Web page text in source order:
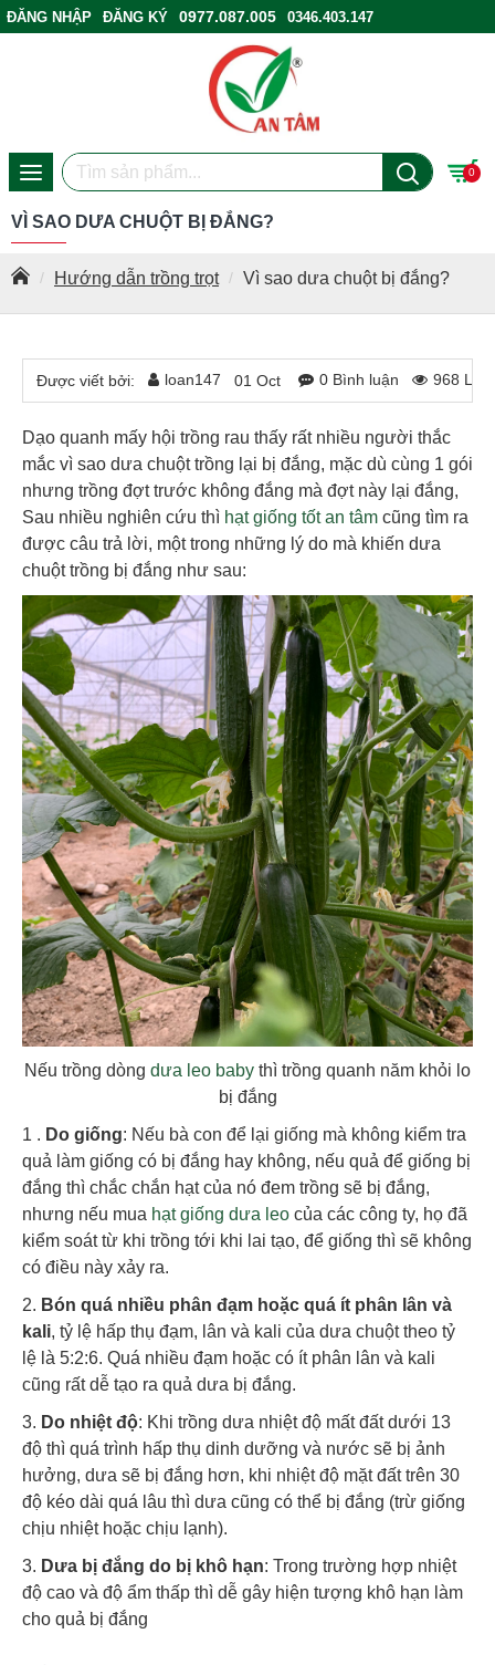
ĐĂNG NHẬP ĐĂNG KÝ 0977.087.005
0346.403.147
0
Hướng dẫn trồng trọt Vì sao dưa chuột bị đắng?
VÌ SAO DƯA CHUỘT BỊ ĐẮNG?
Được viết bởi: loan147 01 Oct 0 Bình luận 968
Dạo quanh mấy hội trồng rau thấy rất nhiều người thắc
mắc vì sao dưa chuột trồng lại bị đắng, mặc dù cùng 1 gói
nhưng trồng đợt trước không đắng mà đợt này lại đắng,
Sau nhiều nghiên cứu thì hạt giống tốt an tâm cũng tìm ra
được câu trả lời, một trong những lý do mà khiến dưa
chuột trồng bị đắng như sau:
Nếu trồng dòng dưa leo baby thì trồng quanh năm khỏi lo
bị đắng
1 . Do giống: Nếu bà con để lại giống mà không kiểm tra
quả làm giống có bị đắng hay không, nếu quả để giống bị
đắng thì chắc chắn hạt của nó đem trồng sẽ bị đắng,
nhưng nếu mua hạt giống dưa leo của các công ty, họ đã
kiểm soát từ khi trồng tới khi lai tạo, để giống thì sẽ không
có điều này xảy ra.
2. Bón quá nhiều phân đạm hoặc quá ít phân lân và
kali, tỷ lệ hấp thụ đạm, lân và kali của dưa chuột theo tỷ
lệ là 5:2:6. Quá nhiều đạm hoặc có ít phân lân và kali
cũng rất dễ tạo ra quả dưa bị đắng.
3. Do nhiệt độ: Khi trồng dưa nhiệt độ mất đất dưới 13
độ thì quá trình hấp thụ dinh dưỡng và nước sẽ bị ảnh
hưởng, dưa sẽ bị đắng hơn, khi nhiệt độ mặt đất trên 30
độ kéo dài quá lâu thì dưa cũng có thể bị đắng (trừ giống
chịu nhiệt hoặc chịu lạnh).
3. Dưa bị đắng do bị khô hạn: Trong trường hợp nhiệt
độ cao và độ ẩm thấp thì dễ gây hiện tượng khô hạn làm
cho quả bị đắng